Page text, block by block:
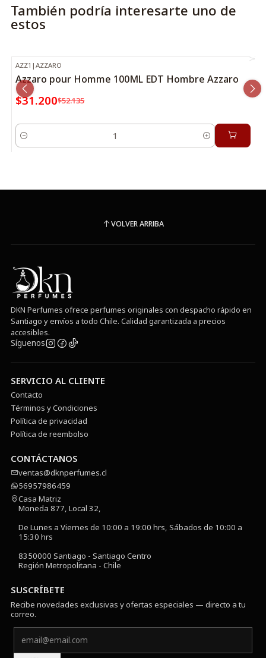
También podría interesarte uno de
estos
-40%OFF
AZZ1 |AZZARO
Azzaro pour Homme 100ML EDT Hombre Azzaro
$31.200$52.135
Cantidad
VOLVER ARRIBA
DKN Perfumes ofrece perfumes originales con despacho rápido en
Santiago y envíos a todo Chile. Calidad garantizada a precios
accesibles.
Síguenos
SERVICIO AL CLIENTE
Contacto
Términos y Condiciones
Política de privacidad
Política de reembolso
CONTÁCTANOS
ventas@dknperfumes.cl
56957986459
Casa Matriz
Moneda 877, Local 32,
De Lunes a Viernes de 10:00 a 19:00 hrs, Sábados de 10:00 a
15:30 hrs
8350000 Santiago - Santiago Centro
Región Metropolitana - Chile
SUSCRÍBETE
Recibe novedades exclusivas y ofertas especiales — directo a tu
correo.